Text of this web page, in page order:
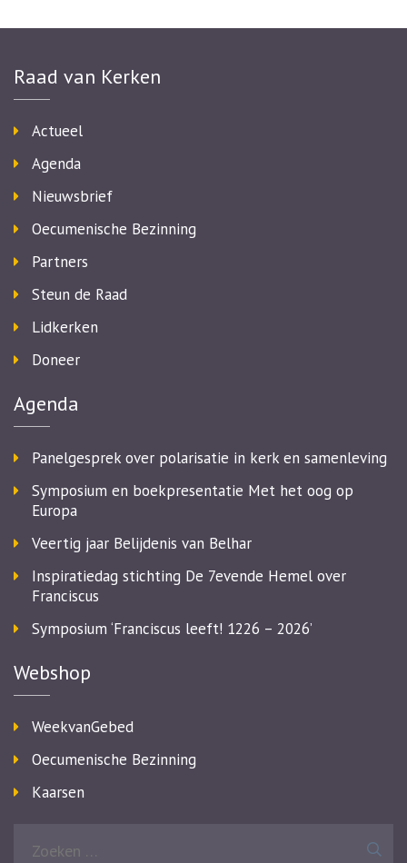
Raad van Kerken
Actueel
Agenda
Nieuwsbrief
Oecumenische Bezinning
Partners
Steun de Raad
Lidkerken
Doneer
Agenda
Panelgesprek over polarisatie in kerk en samenleving
Symposium en boekpresentatie Met het oog op
Europa
Veertig jaar Belijdenis van Belhar
Inspiratiedag stichting De 7evende Hemel over
Franciscus
Symposium ‘Franciscus leeft! 1226 – 2026’
Webshop
WeekvanGebed
Oecumenische Bezinning
Kaarsen